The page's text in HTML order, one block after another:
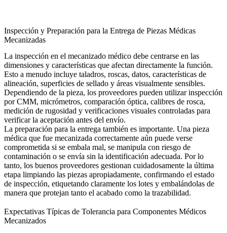
Inspección y Preparación para la Entrega de Piezas Médicas
Mecanizadas
La inspección en el mecanizado médico debe centrarse en las
dimensiones y características que afectan directamente la función.
Esto a menudo incluye taladros, roscas, datos, características de
alineación, superficies de sellado y áreas visualmente sensibles.
Dependiendo de la pieza, los proveedores pueden utilizar inspección
por CMM, micrómetros, comparación óptica, calibres de rosca,
medición de rugosidad y verificaciones visuales controladas para
verificar la aceptación antes del envío.
La preparación para la entrega también es importante. Una pieza
médica que fue mecanizada correctamente aún puede verse
comprometida si se embala mal, se manipula con riesgo de
contaminación o se envía sin la identificación adecuada. Por lo
tanto, los buenos proveedores gestionan cuidadosamente la última
etapa limpiando las piezas apropiadamente, confirmando el estado
de inspección, etiquetando claramente los lotes y embalándolas de
manera que protejan tanto el acabado como la trazabilidad.
Expectativas Típicas de Tolerancia para Componentes Médicos
Mecanizados